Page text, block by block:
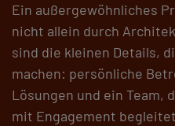
Ein außergewöhnliches
nicht allein durch
sind die kleinen Details,
machen: persönliche
Lösungen und ein Team,
mit Engagement